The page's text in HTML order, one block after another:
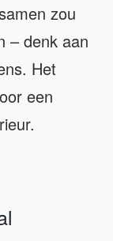
zou
– denk aan
Het
een